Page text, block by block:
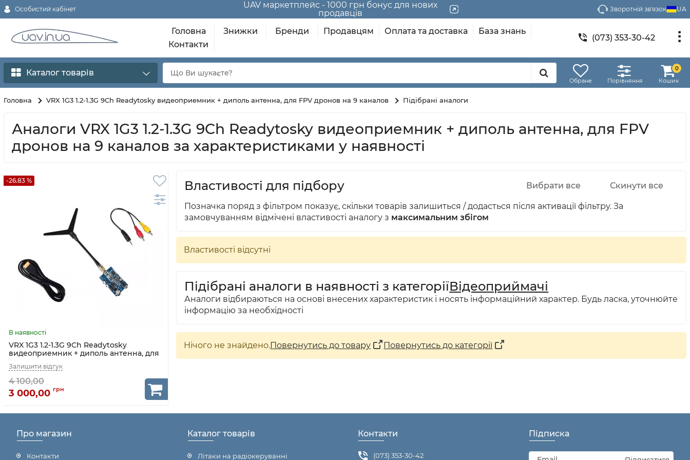
Особистий кабінет
UAV маркетплейс - 1000 грн бонус для нових
продавців
Зворотній зв'язок UA
Головна Знижки Бренди Продавцям Оплата та доставка
База знань
Контакти
(073) 353-30-42
Каталог товарів
Обране Порівняння Кошик
0
Головна VRX 1G3 1.2-1.3G 9Ch Readytosky видеоприемник + диполь антенна, для FPV дронов на 9 каналов Підібрані аналоги
Аналоги VRX 1G3 1.2-1.3G 9Ch Readytosky видеоприемник + диполь антенна, для FPV
дронов на 9 каналов за характеристиками у наявності
-26.83 %
VRX 1G3 1.2-1.3G 9Ch Readytosky
видеоприемник + диполь антенна, для
FPV дронов на 9 каналов
3 000,00
Властивості для підбору
Позначка поряд з фільтром показує, скільки товарів залишиться / додасться після активації фільтру. За
замовчуванням відмічені властивості аналогу з максимальним збігом
Властивості відсутні
Підібрані аналоги в наявності з категоріїВідеоприймачі
Аналоги відбираються на основі внесених характеристик і носять інформаційний характер. Будь ласка, уточнюйте
інформацію за необхідності
Нічого не знайдено.Повернутись до товару Повернутись до категорії
Про магазин
Контакти
Каталог товарів
Літаки на радіокеруванні
Контакти
(073) 353-30-42
Підписка